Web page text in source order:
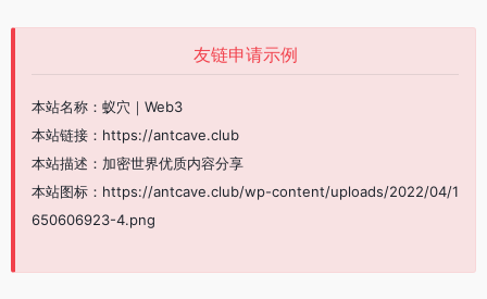
友链申请示例
本站名称：蚁穴｜Web3
本站链接：https://antcave.club
本站描述：加密世界优质内容分享
本站图标：https://antcave.club/wp-content/uploads/2022/04/1
650606923-4.png